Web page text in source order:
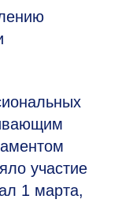
участие
1 марта,